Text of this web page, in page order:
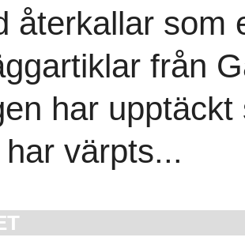
återkallar som
från
har
värpts...